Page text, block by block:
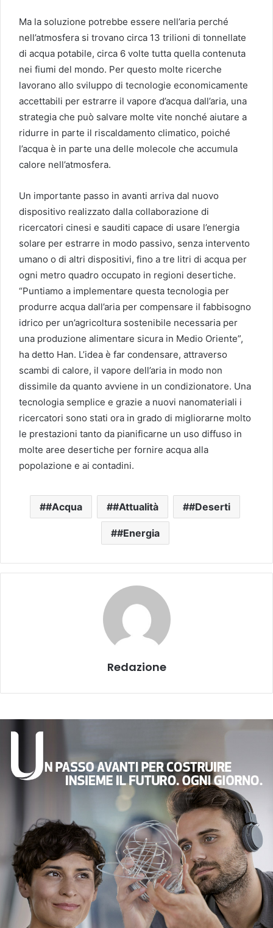
Ma la soluzione potrebbe essere nell’aria perché
nell’atmosfera si trovano circa 13 trilioni di tonnellate
di acqua potabile, circa 6 volte tutta quella contenuta
nei fiumi del mondo. Per questo molte ricerche
lavorano allo sviluppo di tecnologie economicamente
accettabili per estrarre il vapore d’acqua dall’aria, una
strategia che può salvare molte vite nonché aiutare a
ridurre in parte il riscaldamento climatico, poiché
l’acqua è in parte una delle molecole che accumula
calore nell’atmosfera.
Un importante passo in avanti arriva dal nuovo
dispositivo realizzato dalla collaborazione di
ricercatori cinesi e sauditi capace di usare l’energia
solare per estrarre in modo passivo, senza intervento
umano o di altri dispositivi, fino a tre litri di acqua per
ogni metro quadro occupato in regioni desertiche.
“Puntiamo a implementare questa tecnologia per
produrre acqua dall’aria per compensare il fabbisogno
idrico per un’agricoltura sostenibile necessaria per
una produzione alimentare sicura in Medio Oriente”,
ha detto Han. L’idea è far condensare, attraverso
scambi di calore, il vapore dell’aria in modo non
dissimile da quanto avviene in un condizionatore. Una
tecnologia semplice e grazie a nuovi nanomateriali i
ricercatori sono stati ora in grado di migliorarne molto
le prestazioni tanto da pianificarne un uso diffuso in
molte aree desertiche per fornire acqua alla
popolazione e ai contadini.
#Acqua #Attualità #Deserti
#Energia
Redazione